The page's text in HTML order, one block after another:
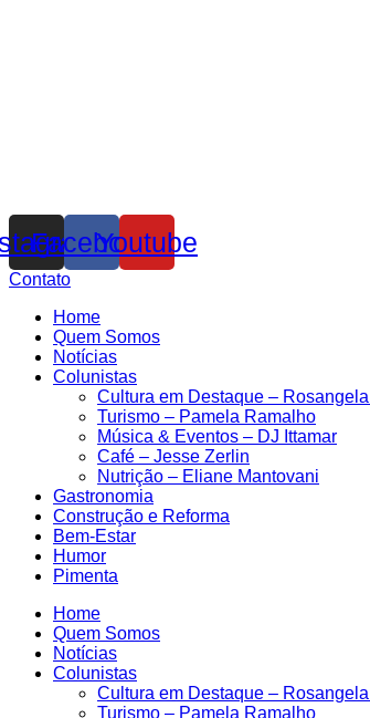
Facebook
Youtube
Contato
Home
Quem Somos
Notícias
Colunistas
Cultura em Destaque –
Turismo – Pamela Ramalho
Música & Eventos – DJ Ittamar
Café – Jesse Zerlin
Nutrição – Eliane Mantovani
Gastronomia
Construção e Reforma
Bem-Estar
Humor
Pimenta
Home
Quem Somos
Notícias
Colunistas
Cultura em Destaque –
Turismo – Pamela Ramalho